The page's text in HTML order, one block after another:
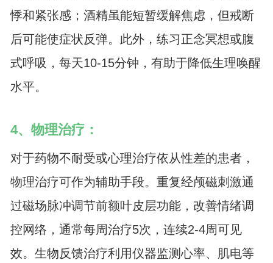
悸和紧张感；酒精虽能短暂缓解焦虑，但戒断
后可能使症状反弹。此外，练习正念冥想或腹
式呼吸，每天10-15分钟，有助于降低生理唤醒
水平。
4、物理治疗：
对于药物不耐受或心理治疗依从性差的患者，
物理治疗可作为辅助手段。重复经颅磁刺激通
过磁场脉冲调节前额叶皮层功能，改善情绪调
控网络，通常每周治疗5次，连续2-4周可见
效。生物反馈治疗利用仪器监测心率、肌电等